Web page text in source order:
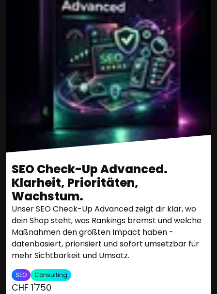
SEO Check-Up Advanced.
Klarheit, Prioritäten,
Wachstum.
Unser SEO Check-Up Advanced zeigt dir klar, wo
dein Shop steht, was Rankings bremst und welche
Maßnahmen den größten Impact haben -
datenbasiert, priorisiert und sofort umsetzbar für
mehr Sichtbarkeit und Umsatz.
SEO Consulting
CHF 1'750